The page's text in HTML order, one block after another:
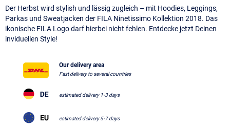
Der Herbst wird stylish und lässig zugleich – mit Hoodies, Leggings,
Parkas und Sweatjacken der FILA Ninetissimo Kollektion 2018. Das
ikonische FILA Logo darf hierbei nicht fehlen. Entdecke jetzt Deinen
inviduellen Style!
Our delivery area
Fast delivery to several countries
estimated delivery 1-3 days
estimated delivery 5-7 days